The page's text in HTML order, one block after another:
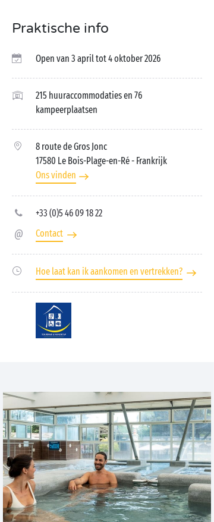
Praktische info
Open van 3 april tot 4 oktober 2026
215 huuraccommodaties en 76
kampeerplaatsen
8 route de Gros Jonc
17580 Le Bois-Plage-en-Ré- Frankrijk
Ons vinden
+33 (0)5 46 09 18 22
Contact
Hoe laat kan ik aankomen en vertrekken?